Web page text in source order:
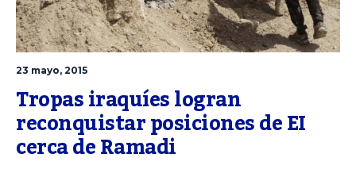
23 mayo, 2015
Tropas iraquíes logran
reconquistar posiciones de EI
cerca de Ramadi